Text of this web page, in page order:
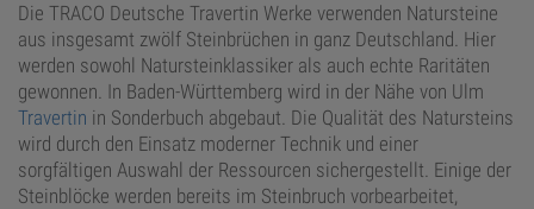
Die TRACO Deutsche Travertin Werke verwenden Natursteine
aus insgesamt zwölf Steinbrüchen in ganz Deutschland. Hier
werden sowohl Natursteinklassiker als auch echte Raritäten
gewonnen. In Baden-Württemberg wird in der Nähe von Ulm
Travertin in Sonderbuch abgebaut. Die Qualität des Natursteins
wird durch den Einsatz moderner Technik und einer
sorgfältigen Auswahl der Ressourcen sichergestellt. Einige der
Steinblöcke werden bereits im Steinbruch vorbearbeitet,